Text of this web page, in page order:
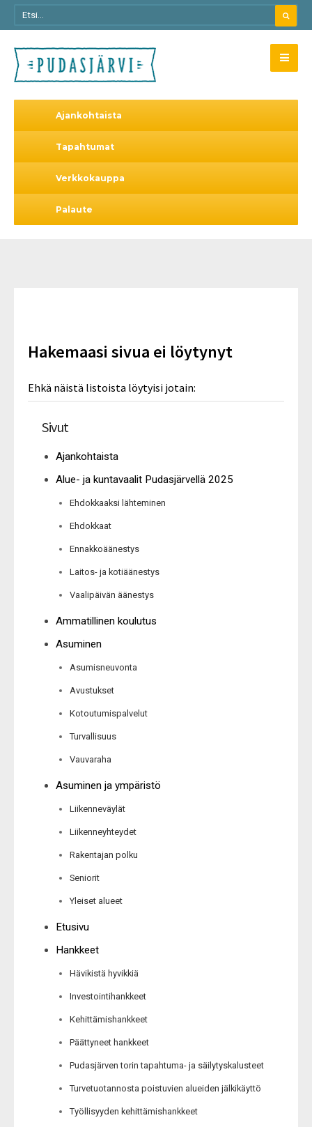
Ajankohtaista
Tapahtumat
Verkkokauppa
Palaute
Hakemaasi sivua ei löytynyt
Ehkä näistä listoista löytyisi jotain:
Sivut
Ajankohtaista
Alue- ja kuntavaalit Pudasjärvellä 2025
Ehdokkaaksi lähteminen
Ehdokkaat
Ennakkoäänestys
Laitos- ja kotiäänestys
Vaalipäivän äänestys
Ammatillinen koulutus
Asuminen
Asumisneuvonta
Avustukset
Kotoutumispalvelut
Turvallisuus
Vauvaraha
Asuminen ja ympäristö
Liikenneväylät
Liikenneyhteydet
Rakentajan polku
Seniorit
Yleiset alueet
Etusivu
Hankkeet
Hävikistä hyvikkiä
Investointihankkeet
Kehittämishankkeet
Päättyneet hankkeet
Pudasjärven torin tapahtuma- ja säilytyskalusteet
Turvetuotannosta poistuvien alueiden jälkikäyttö
Työllisyyden kehittämishankkeet